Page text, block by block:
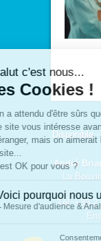
Disponible-
André
La
Tél. +33 2